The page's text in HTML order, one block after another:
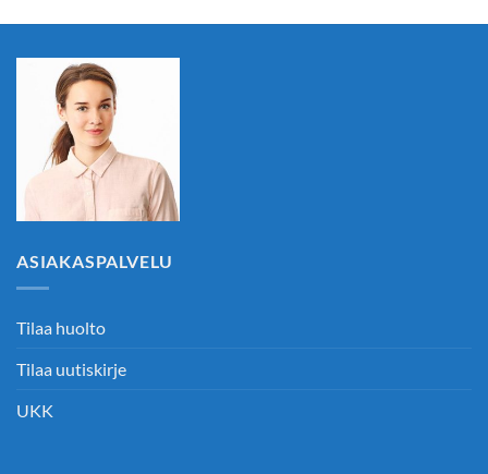
ASIAKASPALVELU
Tilaa huolto
Tilaa uutiskirje
UKK